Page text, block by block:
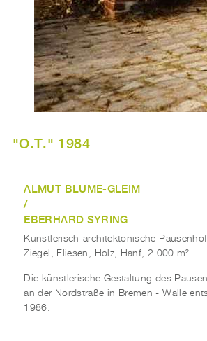
"O.T." 1984
ALMUT BLUME-GLEIM
/
EBERHARD SYRING
Künstlerisch-architektonische
Ziegel, Fliesen, Holz, Hanf, 2.000 m²
Die künstlerische Gestaltung des
an der Nordstraße in Bremen - Walle
1986.